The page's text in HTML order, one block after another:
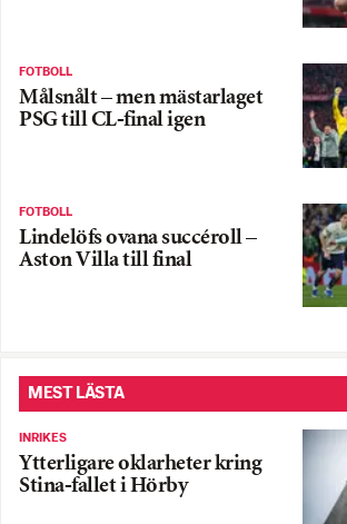
FOTBOLL
Målsnålt – men mästarlaget
PSG till CL-final igen
FOTBOLL
Lindelöfs ovana succéroll –
Aston Villa till final
MEST LÄSTA
INRIKES
Ytterligare oklarheter kring
Stina-fallet i Hörby